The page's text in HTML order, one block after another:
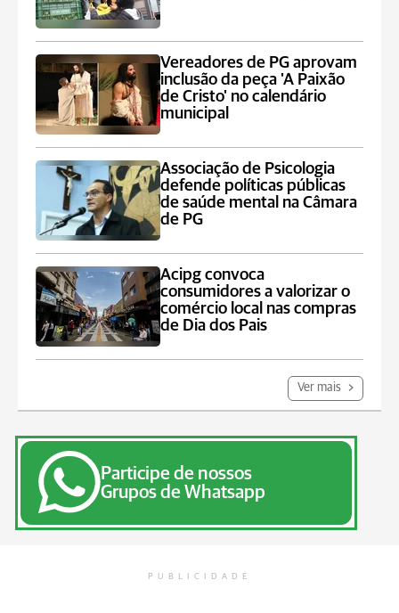
Vereadores de PG aprovam
inclusão da peça 'A Paixão
de Cristo' no calendário
municipal
Associação de Psicologia
defende políticas públicas
de saúde mental na Câmara
de PG
Acipg convoca
consumidores a valorizar o
comércio local nas compras
de Dia dos Pais
Ver mais
Participe de nossos
Grupos de Whatsapp
PUBLICIDADE